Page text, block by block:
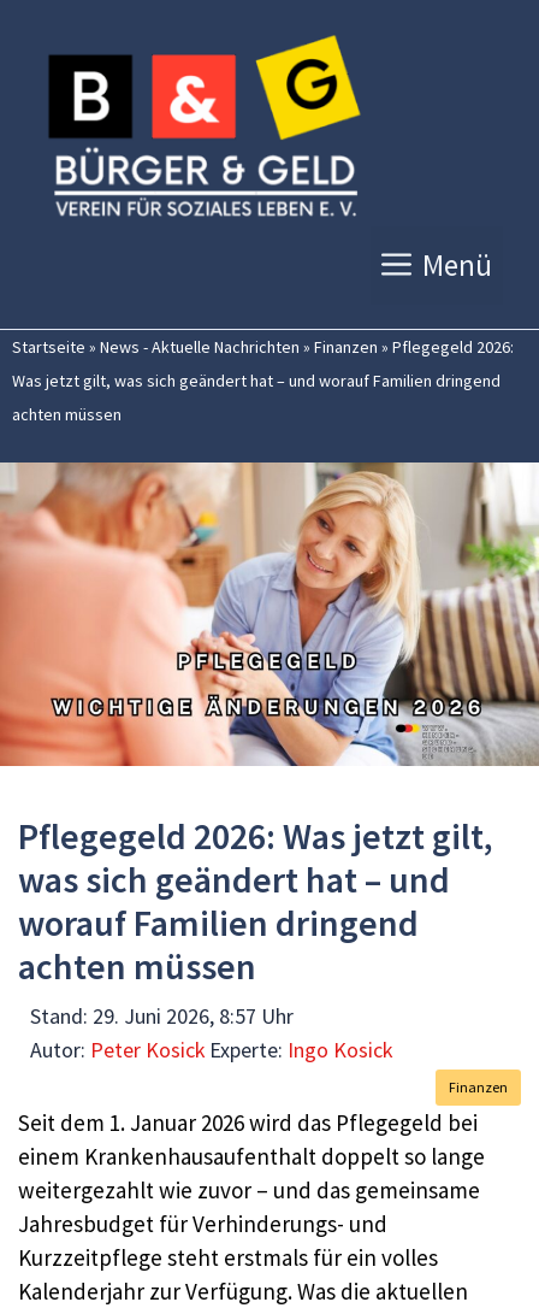
Inhalt
springen
Menü
Startseite » News - Aktuelle Nachrichten » Finanzen » Pflegegeld 2026:
Was jetzt gilt, was sich geändert hat – und worauf Familien dringend
achten müssen
Pflegegeld 2026: Was jetzt gilt,
was sich geändert hat – und
worauf Familien dringend
achten müssen
Stand: 29. Juni 2026, 8:57 Uhr
Autor: Peter Kosick Experte: Ingo Kosick
Finanzen
Seit dem 1. Januar 2026 wird das Pflegegeld bei
einem Krankenhausaufenthalt doppelt so lange
weitergezahlt wie zuvor – und das gemeinsame
Jahresbudget für Verhinderungs- und
Kurzzeitpflege steht erstmals für ein volles
Kalenderjahr zur Verfügung. Was die aktuellen